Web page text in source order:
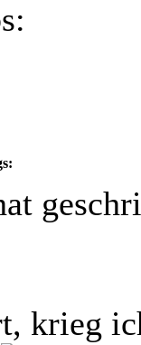
krieg